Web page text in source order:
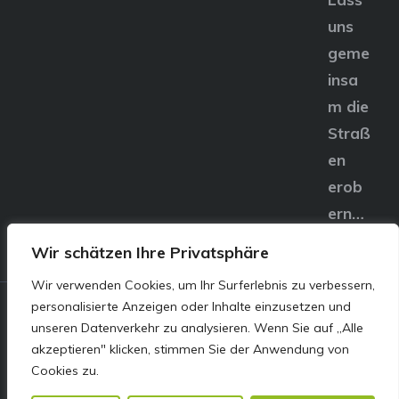
Wir schätzen Ihre Privatsphäre
Wir verwenden Cookies, um Ihr Surferlebnis zu verbessern,
personalisierte Anzeigen oder Inhalte einzusetzen und
unseren Datenverkehr zu analysieren. Wenn Sie auf „Alle
akzeptieren" klicken, stimmen Sie der Anwendung von
Cookies zu.
uns
geme
insa
m die
Straß
en
erob
ern…
© E&S Motors GmbH,
Linzer Straße 83 4240
Freistadt